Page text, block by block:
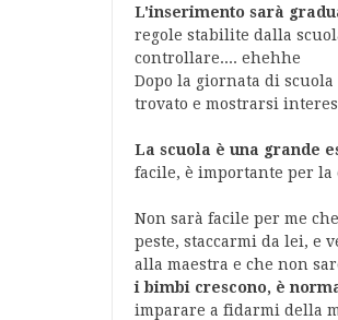
L'inserimento sarà
regole stabilite dalla
controllare.... ehehhe
Dopo la giornata di scuola
trovato e mostrarsi
La scuola è una grande
facile, è importante per la
Non sarà facile per me
peste, staccarmi da lei, e
alla maestra e che non
i bimbi crescono, è
imparare a fidarmi della